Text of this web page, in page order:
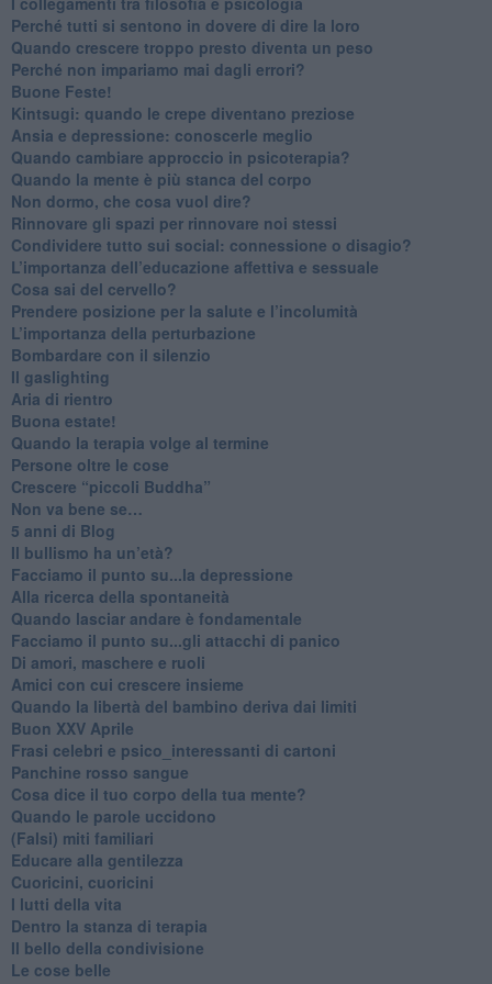
​Perché tutti si sentono in dovere di dire la loro
​Quando crescere troppo presto diventa un peso
​Perché non impariamo mai dagli errori?
​Buone Feste!
​Kintsugi: quando le crepe diventano preziose
Ansia e depressione: conoscerle meglio
Quando cambiare approccio in psicoterapia?
​Quando la mente è più stanca del corpo
Non dormo, che cosa vuol dire?
​Rinnovare gli spazi per rinnovare noi stessi
​Condividere tutto sui social: connessione o disagio?
​L’importanza dell’educazione affettiva e sessuale
​Cosa sai del cervello?
Prendere posizione per la salute e l’incolumità
L’importanza della perturbazione
​Bombardare con il silenzio
Il gaslighting
Aria di rientro
Buona estate!
​Quando la terapia volge al termine
​Persone oltre le cose
​Crescere “piccoli Buddha”
Non va bene se…
​5 anni di Blog
​Il bullismo ha un’età?
Facciamo il punto su...la depressione
​Alla ricerca della spontaneità
​Quando lasciar andare è fondamentale
Facciamo il punto su...gli attacchi di panico
Di amori, maschere e ruoli
​Amici con cui crescere insieme
​Quando la libertà del bambino deriva dai limiti
Buon XXV Aprile
​Frasi celebri e psico_interessanti di cartoni
​Panchine rosso sangue
​Cosa dice il tuo corpo della tua mente?
​Quando le parole uccidono
​(Falsi) miti familiari
​Educare alla gentilezza
​Cuoricini, cuoricini
I lutti della vita
​Dentro la stanza di terapia
​Il bello della condivisione
Le cose belle